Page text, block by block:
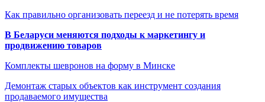
Как правильно организовать переезд и не потерять время
В Беларуси меняются подходы к маркетингу и
продвижению товаров
Комплекты шевронов на форму в Минске
Демонтаж старых объектов как инструмент создания
продаваемого имущества